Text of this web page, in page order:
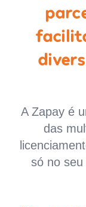
A Zapay é
das
só no